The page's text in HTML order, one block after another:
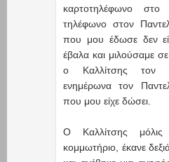
καρτοτηλέφωνο
τηλέφωνο στον
που μου έδωσε δεν
έβαλα και μιλούσαμε
ο Καλλίτσης τον
ενημέρωνα τον
που μου είχε δώσει.
Ο Καλλίτσης
κομμωτήριο, έκανε